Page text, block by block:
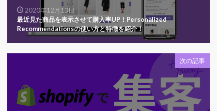
2020年12月13日
最近見た商品を表示させて購入率UP！Personalized
Recommendationsの使い方と特徴を紹介！
次の記事